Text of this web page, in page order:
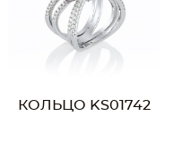
КОЛЬЦО KS01742